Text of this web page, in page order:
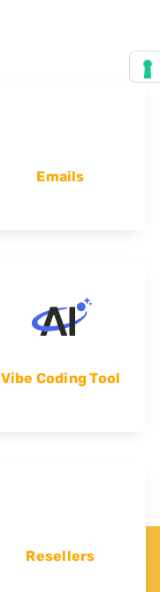
Emails
Vibe Coding Tool
Resellers